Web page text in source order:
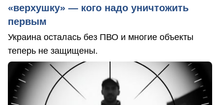
«верхушку» — кого надо уничтожить
первым
Украина осталась без ПВО и многие объекты
теперь не защищены.